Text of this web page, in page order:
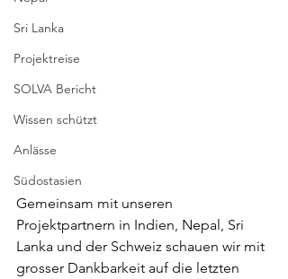
Sri Lanka
Projektreise
SOLVA Bericht
Wissen schützt
Anlässe
Südostasien
Gemeinsam mit unseren
Projektpartnern in Indien, Nepal, Sri
Lanka und der Schweiz schauen wir mit
grosser Dankbarkeit auf die letzten